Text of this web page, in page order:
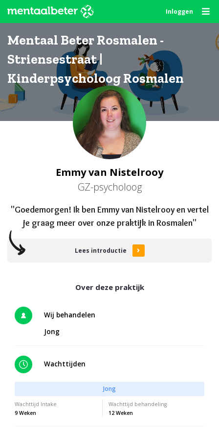
content
Inloggen
Mentaal Beter Rosmalen -
Striensestraat |
Kinderpsycholoog Rosmalen
Emmy van Nistelrooy
GZ-psycholoog
"Goedemorgen! Ik ben Emmy van Nistelrooy en vertel
je graag meer over onze praktijk in Rosmalen"
Lees introductie
Wij behandelen
Jong
Wachttijden
Jong
Wachttijd Intake
Wachttijd behandeling
9 Weken
12 Weken